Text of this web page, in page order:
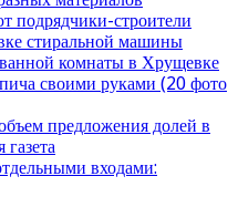
подрядчики-строители
стиральной машины
комнаты в Хрущевке
своими руками (20 фото
предложения долей в
входами: